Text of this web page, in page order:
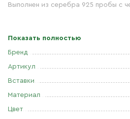
Выполнен из серебра 925 пробы с
Показать полностью
Бренд
Артикул
Вставки
Материал
Цвет